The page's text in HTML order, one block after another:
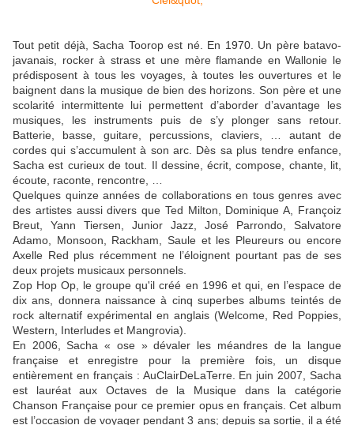
Tout petit déjà, Sacha Toorop est né. En 1970. Un père batavo-
javanais, rocker à strass et une mère flamande en Wallonie le
prédisposent à tous les voyages, à toutes les ouvertures et le
baignent dans la musique de bien des horizons. Son père et une
scolarité intermittente lui permettent d’aborder d’avantage les
musiques, les instruments puis de s’y plonger sans retour.
Batterie, basse, guitare, percussions, claviers, … autant de
cordes qui s’accumulent à son arc. Dès sa plus tendre enfance,
Sacha est curieux de tout. Il dessine, écrit, compose, chante, lit,
écoute, raconte, rencontre, …
Quelques quinze années de collaborations en tous genres avec
des artistes aussi divers que Ted Milton, Dominique A, Françoiz
Breut, Yann Tiersen, Junior Jazz, José Parrondo, Salvatore
Adamo, Monsoon, Rackham, Saule et les Pleureurs ou encore
Axelle Red plus récemment ne l’éloignent pourtant pas de ses
deux projets musicaux personnels.
Zop Hop Op, le groupe qu'il créé en 1996 et qui, en l’espace de
dix ans, donnera naissance à cinq superbes albums teintés de
rock alternatif expérimental en anglais (Welcome, Red Poppies,
Western, Interludes et Mangrovia).
En 2006, Sacha « ose » dévaler les méandres de la langue
française et enregistre pour la première fois, un disque
entièrement en français : AuClairDeLaTerre. En juin 2007, Sacha
est lauréat aux Octaves de la Musique dans la catégorie
Chanson Française pour ce premier opus en français. Cet album
est l’occasion de voyager pendant 3 ans; depuis sa sortie, il a été